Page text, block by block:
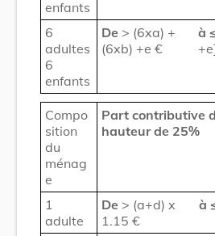
enfants
6
adultes
6
enfants
De > (6xa) +
(6xb) +e €
à
Compo
sition
du
ménag
e
Part contributive
hauteur de 25%
1
adulte
De > (a+d) x
1.15 €
à